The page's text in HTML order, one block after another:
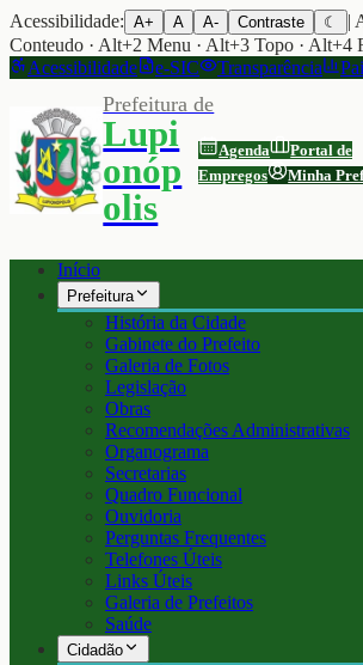
Acessibilidade: A+ A A- Contraste ☾
|
Conteudo · Alt+2 Menu · Alt+3 Topo · Alt+4
Acessibilidade
e-SIC Transparência
Prefeitura de
Lupi
onóp
olis
Agenda
Portal de
Empregos
Minha
Início
Prefeitura
História da Cidade
Gabinete do Prefeito
Galeria de Fotos
Legislação
Obras
Recomendações Administrativas
Organograma
Secretarias
Quadro Funcional
Ouvidoria
Perguntas Frequentes
Telefones Úteis
Links Úteis
Galeria de Prefeitos
Saúde
Cidadão